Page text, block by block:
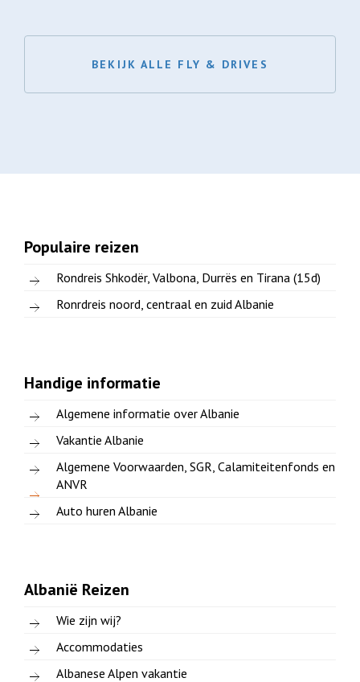
BEKIJK ALLE FLY & DRIVES
Populaire reizen
Rondreis Shkodër, Valbona, Durrës en Tirana (15d)
Ronrdreis noord, centraal en zuid Albanie
Handige informatie
Algemene informatie over Albanie
Vakantie Albanie
Algemene Voorwaarden, SGR, Calamiteitenfonds en
ANVR
Auto huren Albanie
Albanië Reizen
Wie zijn wij?
Accommodaties
Albanese Alpen vakantie